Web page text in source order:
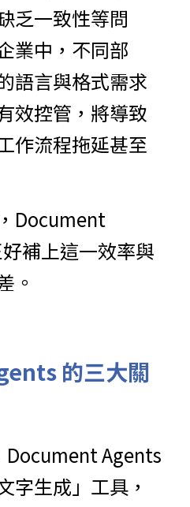
乏一致性等問
業中，不同部
語言與格式需求
效控管，將導致
作流程拖延甚至
Document
補上這一效率與
。
的三大關
Agents
字生成」工具，